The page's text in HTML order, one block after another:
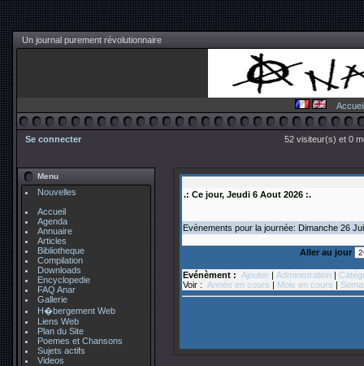
Un journal purement révolutionnaire
Accueil
Se connecter 52 visiteur(s) et 0
Menu
Nouvelles
Accueil
Agenda
Annuaire
Articles
Bibliotheque
Compilation
Downloads
Encyclopedie
FAQ Anar
Gallerie
H�bergement Web
Liens Web
Plan du Site
Poemes et Chansons
Sujets actifs
Videos
.: Ce jour, Jeudi 6 Aout 2026 :.
Evènements pour la journée: Dimanche 26
Aller au jour
Evénèment : Ajouter | Administration |
Voir : Année en cours | Mois en cours |